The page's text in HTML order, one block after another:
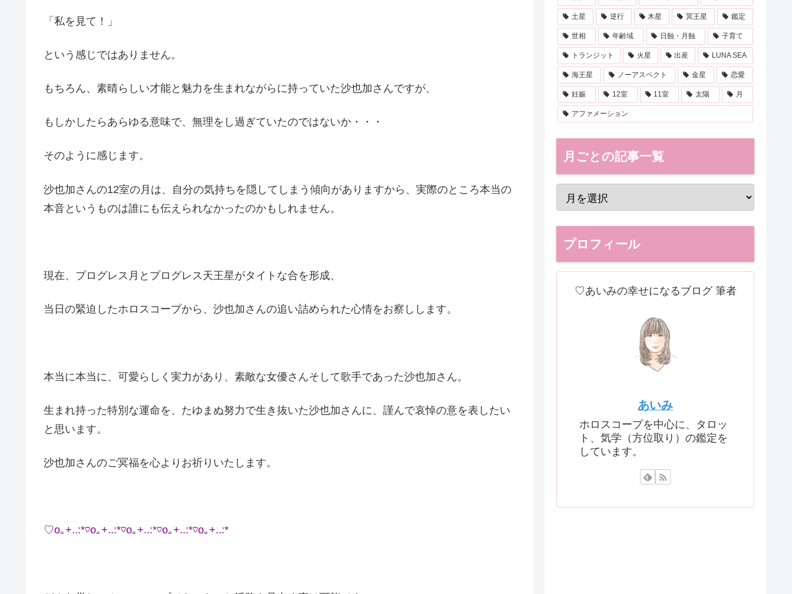
「私を見て！」
という感じではありません。
もちろん、素晴らしい才能と魅力を生まれながらに持っていた沙也加さんですが、
もしかしたらあらゆる意味で、無理をし過ぎていたのではないか・・・
そのように感じます。
沙也加さんの12室の月は、自分の気持ちを隠してしまう傾向がありますから、実際のところ本当の
本音というものは誰にも伝えられなかったのかもしれません。
現在、プログレス月とプログレス天王星がタイトな合を形成、
当日の緊迫したホロスコープから、沙也加さんの追い詰められた心情をお察しします。
本当に本当に、可愛らしく実力があり、素敵な女優さんそして歌手であった沙也加さん。
生まれ持った特別な運命を、たゆまぬ努力で生き抜いた沙也加さんに、謹んで哀悼の意を表したい
と思います。
沙也加さんのご冥福を心よりお祈りいたします。
♡o｡+..:*♡o｡+..:*♡o｡+..:*♡o｡+..:*♡o｡+..:*
土星 逆行 木星 冥王星 鑑定
世相 年齢域 日蝕・月蝕 子育て
トランジット 火星 出産 LUNA SEA
海王星 ノーアスペクト 金星 恋愛
妊娠 12室 11室 太陽 月
アファメーション
月ごとの記事一覧
プロフィール
♡あいみの幸せになるブログ 筆者
あいみ
ホロスコープを中心に、タロッ
ト、気学（方位取り）の鑑定を
しています。